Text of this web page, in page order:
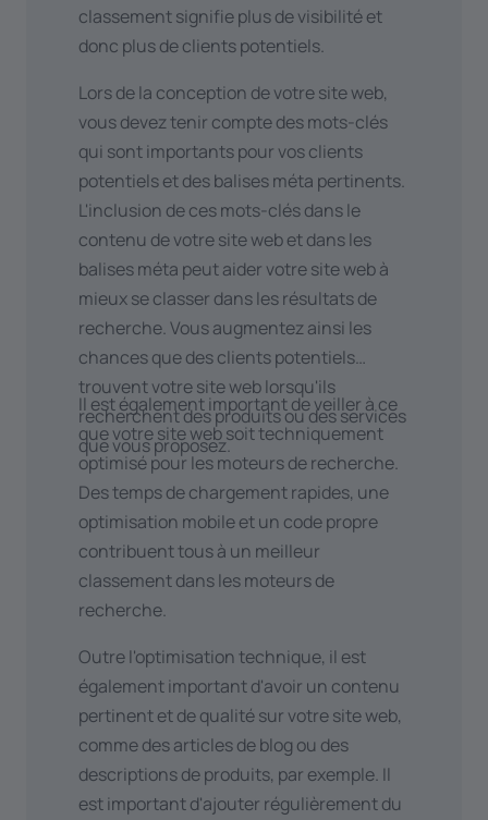
classement signifie plus de visibilité et
donc plus de clients potentiels.
Lors de la conception de votre site web,
vous devez tenir compte des mots-clés
qui sont importants pour vos clients
potentiels et des balises méta pertinents.
L'inclusion de ces mots-clés dans le
contenu de votre site web et dans les
balises méta peut aider votre site web à
mieux se classer dans les résultats de
recherche. Vous augmentez ainsi les
chances que des clients potentiels
trouvent votre site web lorsqu'ils
recherchent des produits ou des services
que vous proposez.
Il est également important de veiller à ce
que votre site web soit techniquement
optimisé pour les moteurs de recherche.
Des temps de chargement rapides, une
optimisation mobile et un code propre
contribuent tous à un meilleur
classement dans les moteurs de
recherche.
Outre l'optimisation technique, il est
également important d'avoir un contenu
pertinent et de qualité sur votre site web,
comme des articles de blog ou des
descriptions de produits, par exemple. Il
est important d'ajouter régulièrement du